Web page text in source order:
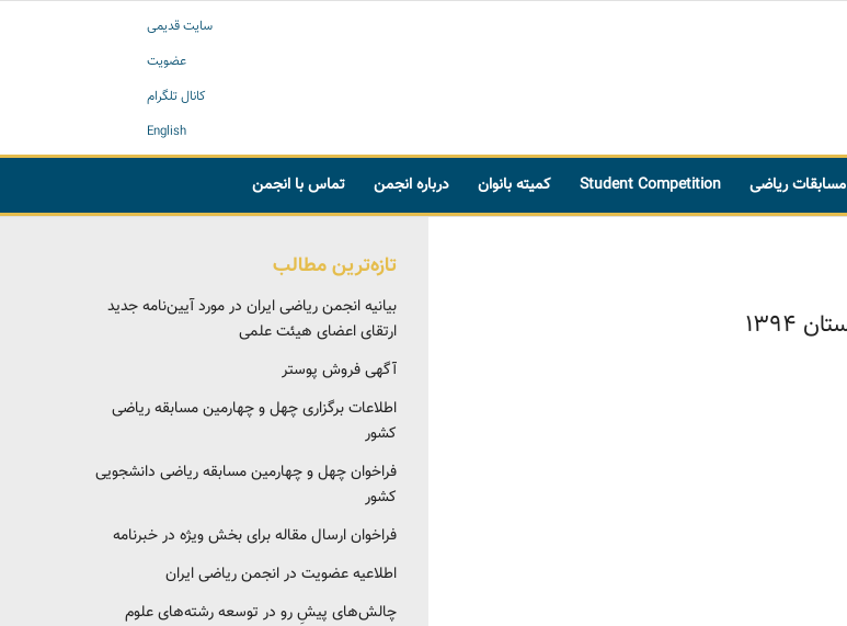
سایت قدیمی
عضویت
کانال تلگرام
English
مسابقات ریاضی Student Competition کمیته بانوان درباره انجمن تماس با انجمن
تازه‌ترین مطالب
بیانیه انجمن ریاضی ایران در مورد آیین‌نامه جدید
ارتقای اعضای هیئت علمی
آگهی فروش پوستر
اطلاعات برگزاری چهل و چهارمین مسابقه ریاضی
کشور
فراخوان چهل و چهارمین مسابقه ریاضی دانشجویی
کشور‎‎
فراخوان ارسال مقاله برای بخش ویژه در خبرنامه
اطلاعیه عضویت در انجمن ریاضی ایران
چالش‌های پیشِ رو در توسعه رشته‌های علوم